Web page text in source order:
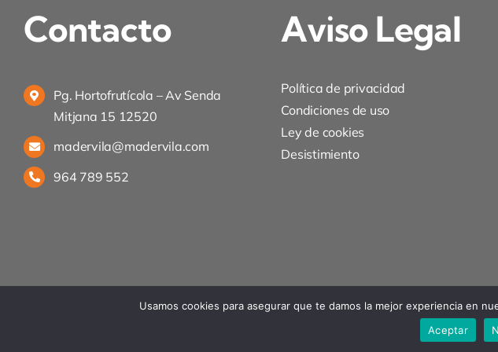
Contacto
Pg. Hortofrutícola – Av Senda
Mitjana 15 12520
madervila@madervila.com
964 789 552
Aviso Legal
Política de privacidad
Condiciones de uso
Ley de cookies
Desistimiento
Usamos cookies para asegurar que te damos la mejor experiencia en
Aceptar